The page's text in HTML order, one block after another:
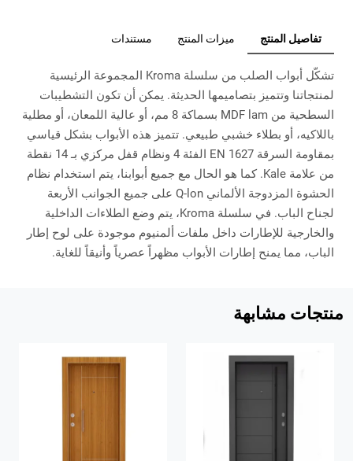
تفاصيل المنتج ميزات المنتج مستندات
تشكّل أبواب الصلب من سلسلة Kroma المجموعة الرئيسية
لمنتجاتنا وتتميز بتصاميمها الحديثة. يمكن أن تكون التشطيبات
السطحية من MDF lam بسماكة 8 مم، أو عالية اللمعان، أو مطلية
باللاكيه، أو بطلاء خشبي طبيعي. تتميز هذه الأبواب بشكل قياسي
بمقاومة السرقة EN 1627 الفئة 4 ونظام قفل مركزي بـ 14 نقطة
من علامة Kale. كما هو الحال مع جميع أبوابنا، يتم استخدام نظام
الحشوة المزدوجة الألماني Q-lon على جميع الجوانب الأربعة
لجناح الباب. في سلسلة Kroma، يتم وضع الطلاءات الداخلية
والخارجية للإطارات داخل ملفات ألمنيوم موجودة على لوح إطار
الباب، مما يمنح إطارات الأبواب مظهراً عصرياً وأنيقاً للغاية.
منتجات مشابهة